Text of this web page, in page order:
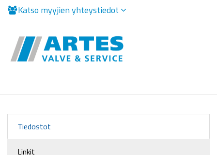
Katso myyjien yhteystiedot
Tiedostot
Linkit